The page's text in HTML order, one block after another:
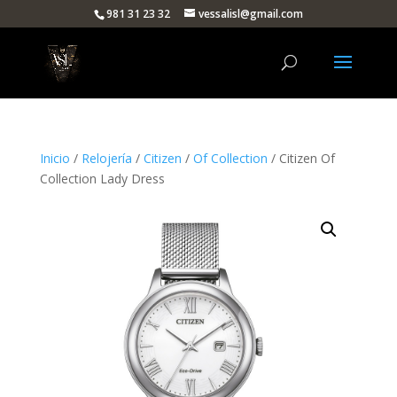
981 31 23 32 vessalisl@gmail.com
Inicio / Relojería / Citizen / Of Collection / Citizen Of
Collection Lady Dress